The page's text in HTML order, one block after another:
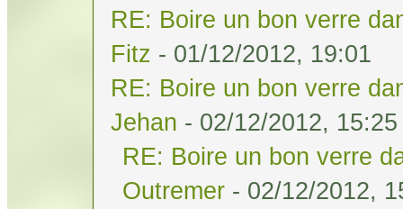
RE: Boire un bon verre
Fitz - 01/12/2012, 19:01
RE: Boire un bon verre
Jehan - 02/12/2012, 15:25
RE: Boire un bon verre
Outremer - 02/12/2012,